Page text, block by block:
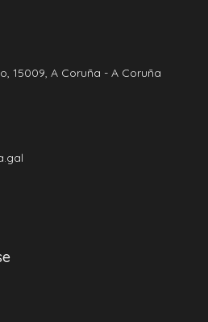
15009, A Coruña - A Coruña